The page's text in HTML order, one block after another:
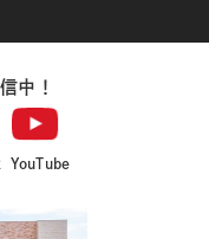
中！
YouTube